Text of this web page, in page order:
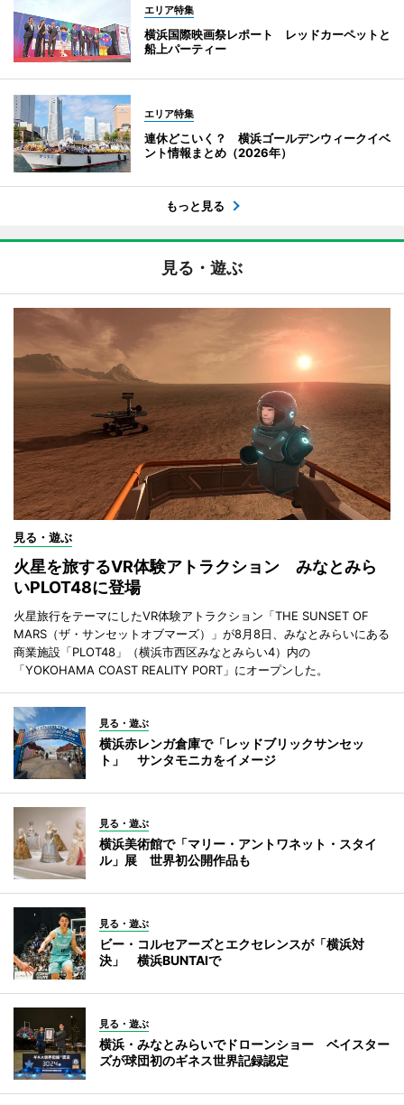
エリア特集
横浜国際映画祭レポート レッドカーペットと
船上パーティー
エリア特集
連休どこいく？ 横浜ゴールデンウィークイベ
ント情報まとめ（2026年）
もっと見る
見る・遊ぶ
見る・遊ぶ
火星を旅するVR体験アトラクション みなとみら
いPLOT48に登場
火星旅行をテーマにしたVR体験アトラクション「THE SUNSET OF
MARS（ザ・サンセットオブマーズ）」が8月8日、みなとみらいにある
商業施設「PLOT48」（横浜市西区みなとみらい4）内の
「YOKOHAMA COAST REALITY PORT」にオープンした。
見る・遊ぶ
横浜赤レンガ倉庫で「レッドブリックサンセッ
ト」 サンタモニカをイメージ
見る・遊ぶ
横浜美術館で「マリー・アントワネット・スタイ
ル」展 世界初公開作品も
見る・遊ぶ
ビー・コルセアーズとエクセレンスが「横浜対
決」 横浜BUNTAIで
見る・遊ぶ
横浜・みなとみらいでドローンショー ベイスター
ズが球団初のギネス世界記録認定